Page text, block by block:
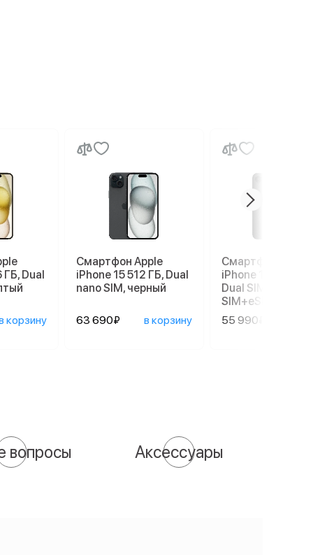
ГБ, Dual
корзину
Смартфон Apple
iPhone 15 512 ГБ, Dual
nano SIM, черный
63 690₽ в корзину
Смартфон Apple
iPhone 17e 256
Dual SIM (nano
SIM+eSIM), Black
55 990₽
вопросы Аксессуары